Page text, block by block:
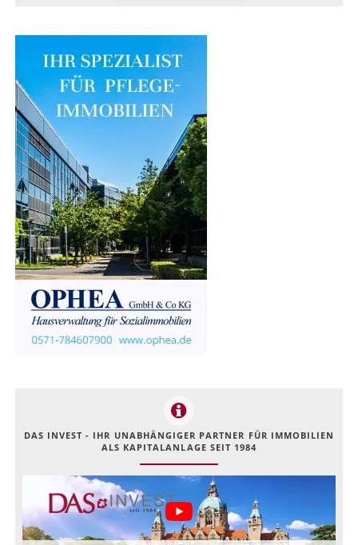
DAS INVEST - IHR UNABHÄNGIGER PARTNER FÜR IMMOBILIEN
ALS KAPITALANLAGE SEIT 1984